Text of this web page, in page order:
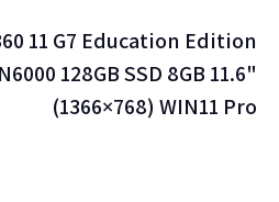
11 G7 Education Edition
128GB SSD 8GB 11.6"
(1366×768) WIN11 Pro